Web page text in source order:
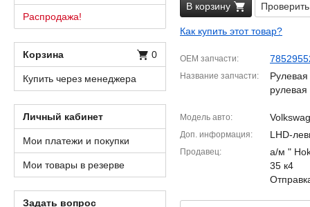
В корзину
Как купить этот товар?
OEM запчасти
Название запчасти
рулевая
Модель авто
Доп. информация LHD-
Продавец
а/м "
35 к4
Распродажа!
Корзина 0
Купить через менеджера
Личный кабинет
Мои платежи и покупки
Мои товары в резерве
Задать вопрос